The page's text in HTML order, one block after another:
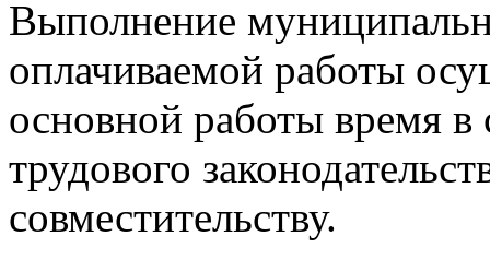
Выполнение
оплачиваемой работы
основной работы время в
трудового
совместительству.